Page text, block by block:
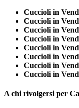
Cuccioli in
Cuccioli in
Cuccioli in
Cuccioli in
Cuccioli in
Cuccioli in
Cuccioli in
Cuccioli in
A chi rivolgersi per